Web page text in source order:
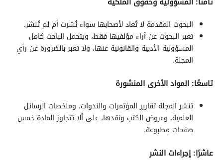
البحوث المقدمة لا تُعاد لأصحابها سواء نُشرت أم لم تُنشر.
تعبر البحوث عن آراء مؤلفيها فقط، ويتحمل الباحث كامل
المسؤولية الأدبية والقانونية عنها، ولا تعبر بالضرورة عن رأي
المجلة.
تاسعًا: المواد الأخرى المنشورة
تنشر المجلة تقارير المؤتمرات والندوات، وملخصات الرسائل
العلمية، وعروض الكتب ونقدها، على ألا تتجاوز المادة خمس
صفحات مطبوعة.
عاشرًا: إجراءات النشر